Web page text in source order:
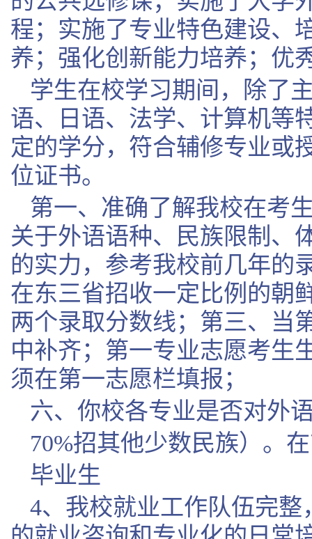
程；实施了专业特色建设、
养；强化创新能力培养；优
学生在校学习期间，除了
语、日语、法学、计算机等
定的学分，符合辅修专业或
位证书。
第一、准确了解我校在考
关于外语语种、民族限制、
的实力，参考我校前几年的
在东三省招收一定比例的朝
两个录取分数线；第三、当
中补齐；第一专业志愿考生
须在第一志愿栏填报；
六、你校各专业是否对外
70%招其他少数民族）。
毕业生
4、我校就业工作队伍完